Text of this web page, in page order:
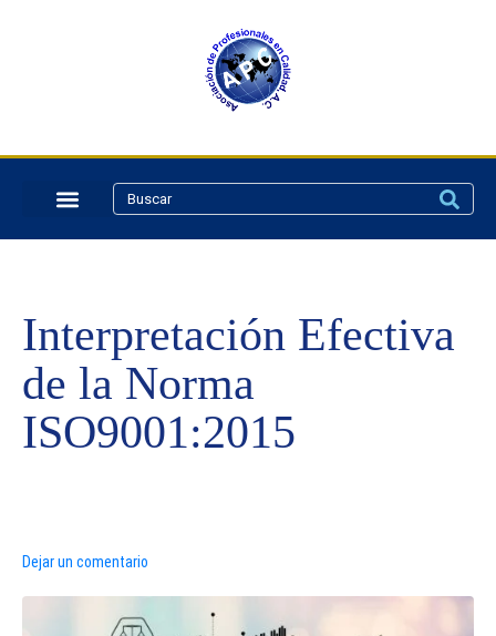
Interpretación Efectiva
de la Norma
ISO9001:2015
Dejar un comentario